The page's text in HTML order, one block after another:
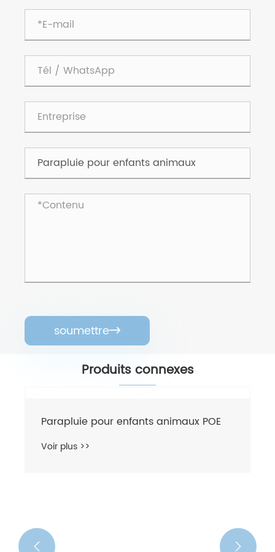
soumettre
Produits connexes
Parapluie pour enfants animaux POE
Voir plus >>
 